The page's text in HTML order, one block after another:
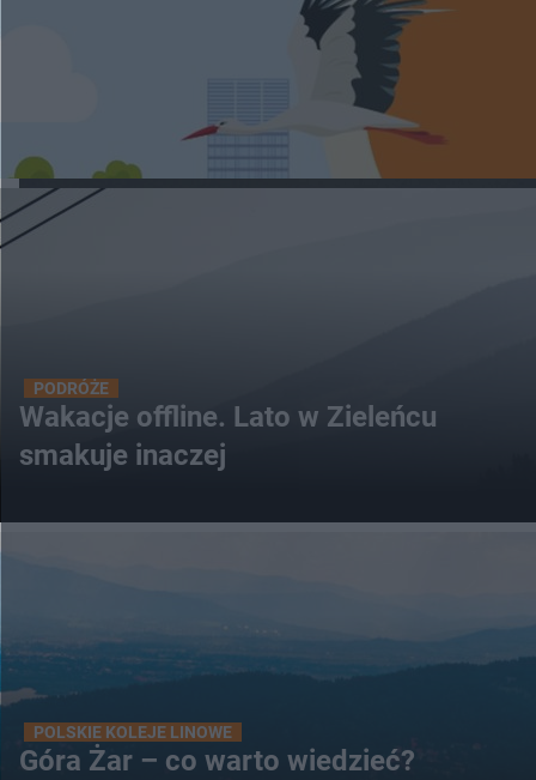
PODRÓŻE
Wakacje offline. Lato w Zieleńcu
smakuje inaczej
POLSKIE KOLEJE LINOWE
Góra Żar – co warto wiedzieć?